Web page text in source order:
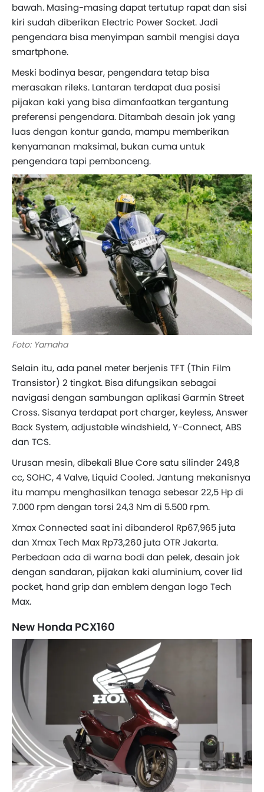
bawah. Masing-masing dapat tertutup rapat dan sisi
kiri sudah diberikan Electric Power Socket. Jadi
pengendara bisa menyimpan sambil mengisi daya
smartphone.
Meski bodinya besar, pengendara tetap bisa
merasakan rileks. Lantaran terdapat dua posisi
pijakan kaki yang bisa dimanfaatkan tergantung
preferensi pengendara. Ditambah desain jok yang
luas dengan kontur ganda, mampu memberikan
kenyamanan maksimal, bukan cuma untuk
pengendara tapi pembonceng.
Foto: Yamaha
Selain itu, ada panel meter berjenis TFT (Thin Film
Transistor) 2 tingkat. Bisa difungsikan sebagai
navigasi dengan sambungan aplikasi Garmin Street
Cross. Sisanya terdapat port charger, keyless, Answer
Back System, adjustable windshield, Y-Connect, ABS
dan TCS.
Urusan mesin, dibekali Blue Core satu silinder 249,8
cc, SOHC, 4 Valve, Liquid Cooled. Jantung mekanisnya
itu mampu menghasilkan tenaga sebesar 22,5 Hp di
7.000 rpm dengan torsi 24,3 Nm di 5.500 rpm.
Xmax Connected saat ini dibanderol Rp67,965 juta
dan Xmax Tech Max Rp73,260 juta OTR Jakarta.
Perbedaan ada di warna bodi dan pelek, desain jok
dengan sandaran, pijakan kaki aluminium, cover lid
pocket, hand grip dan emblem dengan logo Tech
Max.
New Honda PCX160